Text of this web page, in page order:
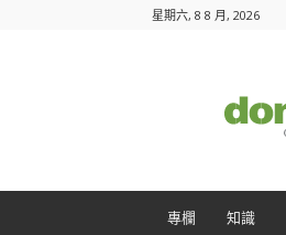
星期六, 8 8 月, 2026
專欄 知識